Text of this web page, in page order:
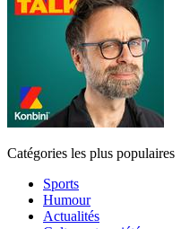
Catégories les plus populaires
Sports
Humour
Actualités